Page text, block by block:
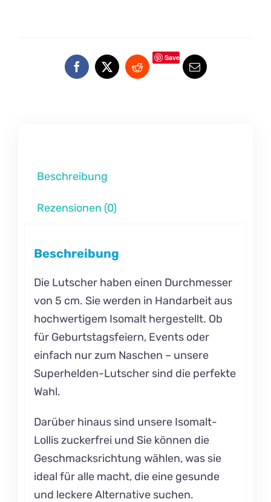
Save
Beschreibung
Rezensionen (0)
Beschreibung
Die Lutscher haben einen Durchmesser
von 5 cm. Sie werden in Handarbeit aus
hochwertigem Isomalt hergestellt. Ob
für Geburtstagsfeiern, Events oder
einfach nur zum Naschen – unsere
Superhelden-Lutscher sind die perfekte
Wahl.
Darüber hinaus sind unsere Isomalt-
Lollis zuckerfrei und Sie können die
Geschmacksrichtung wählen, was sie
ideal für alle macht, die eine gesunde
und leckere Alternative suchen.